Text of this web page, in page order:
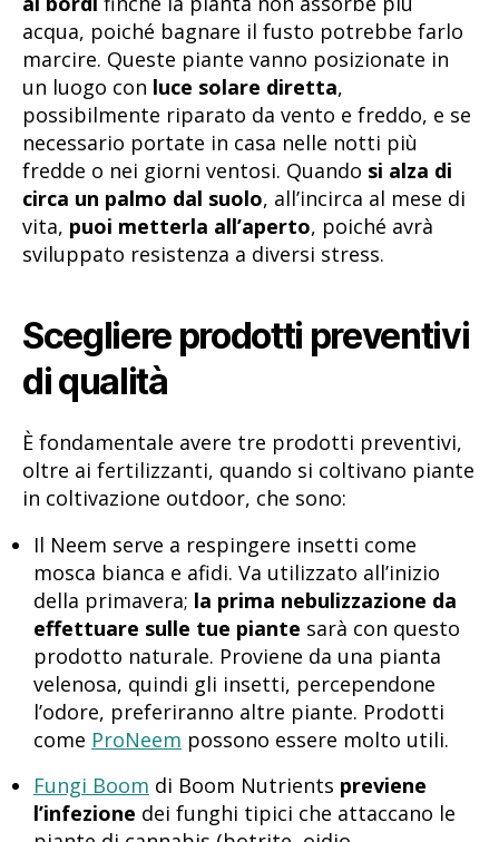
acqua, poiché bagnare il fusto potrebbe farlo
marcire. Queste piante vanno posizionate in
un luogo con luce solare diretta,
possibilmente riparato da vento e freddo, e se
necessario portate in casa nelle notti più
fredde o nei giorni ventosi. Quando si alza di
circa un palmo dal suolo, all’incirca al mese di
vita, puoi metterla all’aperto, poiché avrà
sviluppato resistenza a diversi stress.
Scegliere prodotti preventivi
di qualità
È fondamentale avere tre prodotti preventivi,
oltre ai fertilizzanti, quando si coltivano piante
in coltivazione outdoor, che sono:
Il Neem serve a respingere insetti come
mosca bianca e afidi. Va utilizzato all’inizio
della primavera; la prima nebulizzazione da
effettuare sulle tue piante sarà con questo
prodotto naturale. Proviene da una pianta
velenosa, quindi gli insetti, percependone
l’odore, preferiranno altre piante. Prodotti
come ProNeem possono essere molto utili.
Fungi Boom di Boom Nutrients previene
l’infezione dei funghi tipici che attaccano le